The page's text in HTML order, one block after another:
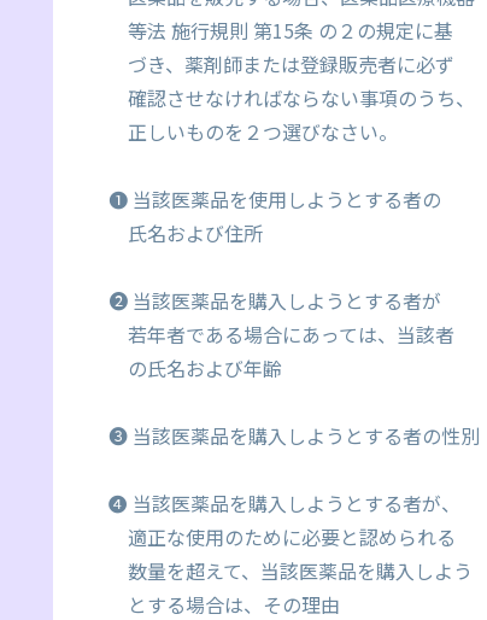
等法 施行規則 第15条 の２の規定に基
づき、薬剤師または登録販売者に必ず
確認させなければならない事項のうち、
正しいものを２つ選びなさい。
❶ 当該医薬品を使用しようとする者の
氏名および住所
❷ 当該医薬品を購入しようとする者が
若年者である場合にあっては、当該者
の氏名および年齢
❸ 当該医薬品を購入しようとする者の性別
❹ 当該医薬品を購入しようとする者が、
適正な使用のために必要と認められる
数量を超えて、当該医薬品を購入しよう
とする場合は、その理由